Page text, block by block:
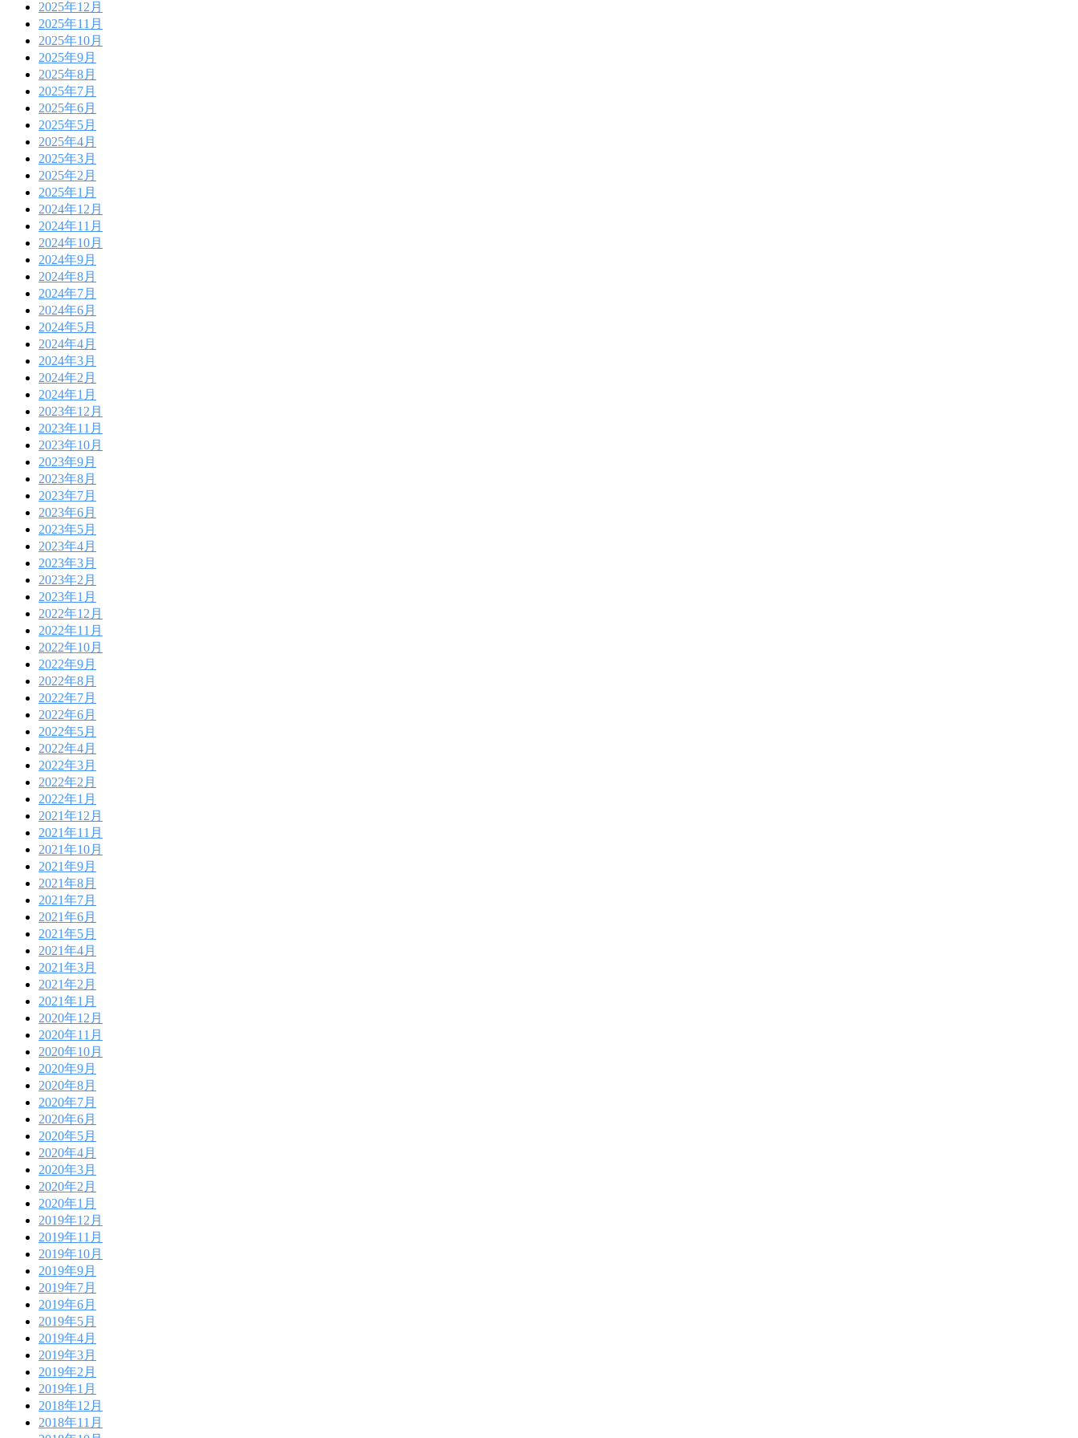
2025年12月
2025年11月
2025年10月
2025年9月
2025年8月
2025年7月
2025年6月
2025年5月
2025年4月
2025年3月
2025年2月
2025年1月
2024年12月
2024年11月
2024年10月
2024年9月
2024年8月
2024年7月
2024年6月
2024年5月
2024年4月
2024年3月
2024年2月
2024年1月
2023年12月
2023年11月
2023年10月
2023年9月
2023年8月
2023年7月
2023年6月
2023年5月
2023年4月
2023年3月
2023年2月
2023年1月
2022年12月
2022年11月
2022年10月
2022年9月
2022年8月
2022年7月
2022年6月
2022年5月
2022年4月
2022年3月
2022年2月
2022年1月
2021年12月
2021年11月
2021年10月
2021年9月
2021年8月
2021年7月
2021年6月
2021年5月
2021年4月
2021年3月
2021年2月
2021年1月
2020年12月
2020年11月
2020年10月
2020年9月
2020年8月
2020年7月
2020年6月
2020年5月
2020年4月
2020年3月
2020年2月
2020年1月
2019年12月
2019年11月
2019年10月
2019年9月
2019年7月
2019年6月
2019年5月
2019年4月
2019年3月
2019年2月
2019年1月
2018年12月
2018年11月